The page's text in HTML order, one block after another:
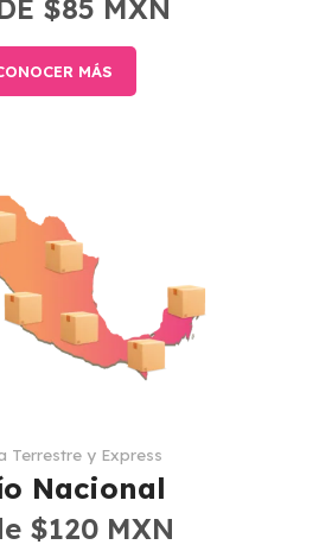
$85 MXN
MÁS
Terrestre y Express
Nacional
$120 MXN